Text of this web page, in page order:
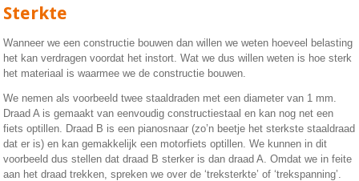
Sterkte
Wanneer we een constructie bouwen dan willen we weten hoeveel belasting
het kan verdragen voordat het instort. Wat we dus willen weten is hoe sterk
het materiaal is waarmee we de constructie bouwen.
We nemen als voorbeeld twee staaldraden met een diameter van 1 mm.
Draad A is gemaakt van eenvoudig constructiestaal en kan nog net een
fiets optillen. Draad B is een pianosnaar (zo’n beetje het sterkste staaldraad
dat er is) en kan gemakkelijk een motorfiets optillen. We kunnen in dit
voorbeeld dus stellen dat draad B sterker is dan draad A. Omdat we in feite
aan het draad trekken, spreken we over de ‘treksterkte’ of ‘trekspanning’.